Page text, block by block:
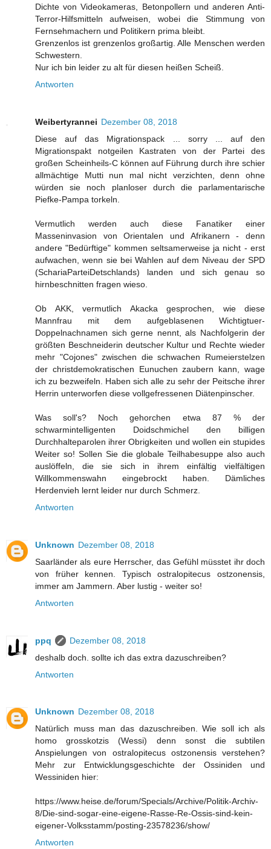
Dichte von Videokameras, Betonpollern und anderen Anti-
Terror-Hilfsmitteln aufweisen, wobei die Stimmung von
Fernsehmachern und Politikern prima bleibt.
Grenzenlos ist grenzenlos großartig. Alle Menschen werden
Schwestern.
Nur ich bin leider zu alt für diesen heißen Scheiß.
Antworten
Weibertyrannei Dezember 08, 2018
Diese auf das Migrationspack ... sorry ... auf den
Migrationspakt notgeilen Kastraten von der Partei des
großen Scheinheils-C können auf Führung durch ihre schier
allmächtige Mutti nun mal nicht verzichten, denn ohne
würden sie noch planloser durch die parlamentarische
Piefke-Pampa torkeln.
Vermutlich werden auch diese Fanatiker einer
Masseninvasion von Orientalen und Afrikanern - denn
andere "Bedürftige" kommen seltsamerweise ja nicht - erst
aufwachen, wenn sie bei Wahlen auf dem Niveau der SPD
(SchariaParteiDetschlands) landen und sich genau so
hirnbeschnitten fragen wieso.
Ob AKK, vermutlich Akacka gesprochen, wie diese
Mannfrau mit dem aufgeblasenen Wichtigtuer-
Doppelnachnamen sich gerne nennt, als Nachfolgerin der
größten Beschneiderin deutscher Kultur und Rechte wieder
mehr "Cojones" zwischen die schwachen Rumeierstelzen
der christdemokratischen Eunuchen zaubern kann, wage
ich zu bezweifeln. Haben sich alle zu sehr der Peitsche ihrer
Herrin unterworfen diese vollgefressenen Diätenpinscher.
Was soll's? Noch gehorchen etwa 87 % der
schwarmintelligenten Doidschmichel den billigen
Durchhalteparolen ihrer Obrigkeiten und wollen ein stupides
Weiter so! Sollen Sie die globale Teilhabesuppe also auch
auslöffeln, die sie sich in ihrem einfältig vielfältigen
Willkommenswahn eingebrockt haben. Dämliches
Herdenvieh lernt leider nur durch Schmerz.
Antworten
Unknown Dezember 08, 2018
Saarländer als eure Herrscher, das Gefühl müsstet ihr doch
von früher kennen. Typisch ostralopitecus ostzonensis,
immer am Jammern. Aber lustig - weiter so!
Antworten
ppq
Dezember 08, 2018
deshalb doch. sollte ich das extra dazuschreiben?
Antworten
Unknown Dezember 08, 2018
Natürlich muss man das dazuschreiben. Wie soll ich als
homo grosskotzis (Wessi) denn sonst die subtilen
Anspielungen von ostralopitecus ostzonensis verstehen?
Mehr zur Entwicklungsgeschichte der Ossiniden und
Wessiniden hier:
https://www.heise.de/forum/Specials/Archive/Politik-Archiv-
8/Die-sind-sogar-eine-eigene-Rasse-Re-Ossis-sind-kein-
eigener-Volksstamm/posting-23578236/show/
Antworten